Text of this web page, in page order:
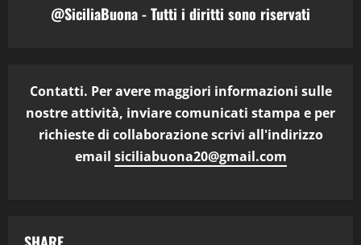
@SiciliaBuona - Tutti i diritti sono riservati
Contatti. Per avere maggiori informazioni sulle
nostre attività, inviare comunicati stampa e per
richieste di collaborazione scrivi all'indirizzo
email siciliabuona20@gmail.com